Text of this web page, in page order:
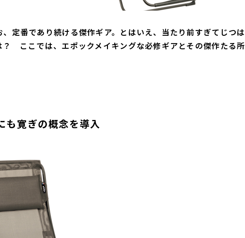
定番であり続ける傑作ギア。とはいえ、当たり前すぎてじつは
ここでは、エポックメイキングな必修ギアとその傑作たる所
も寛ぎの概念を導入